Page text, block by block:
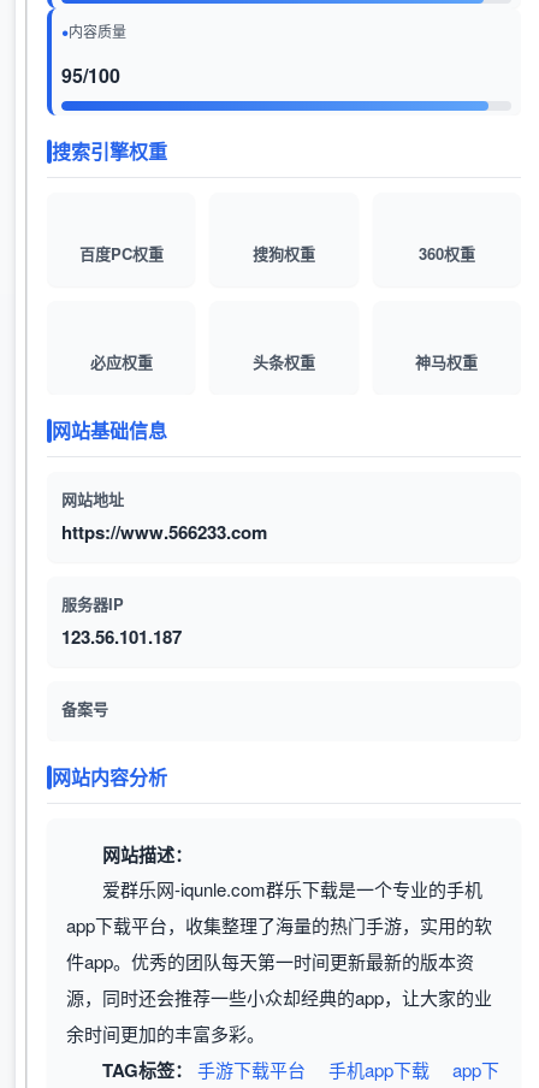
内容质量
95/100
搜索引擎权重
百度PC权重 搜狗权重 360权重
必应权重 头条权重 神马权重
网站基础信息
网站地址
https://www.566233.com
服务器IP
123.56.101.187
备案号
网站内容分析
网站描述：
爱群乐网-iqunle.com群乐下载是一个专业的手机
app下载平台，收集整理了海量的热门手游，实用的软
件app。优秀的团队每天第一时间更新最新的版本资
源，同时还会推荐一些小众却经典的app，让大家的业
余时间更加的丰富多彩。
TAG标签： 手游下载平台 手机app下载
app下